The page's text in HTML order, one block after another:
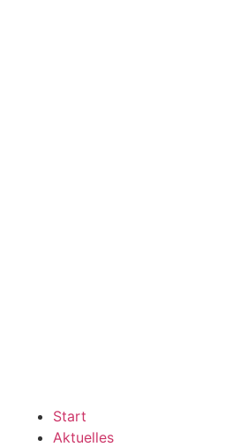
Start
Aktuelles